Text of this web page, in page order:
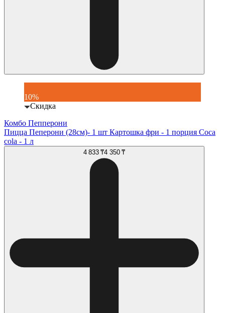
10%
Скидка
Комбо Пепперони
Пицца Пеперони (28см)- 1 шт Картошка фри - 1 порция Coca
cola - 1 л
4 833 ₸4 350 ₸